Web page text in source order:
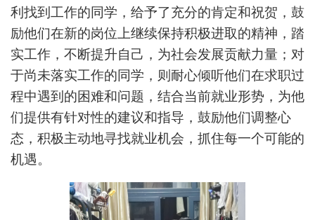
利找到工作的同学，给予了充分的肯定和祝贺，鼓
励他们在新的岗位上继续保持积极进取的精神，踏
实工作，不断提升自己，为社会发展贡献力量；对
于尚未落实工作的同学， 则 耐心倾听他们在求职过
程中遇到的困难和问题，结合当前就业形势，为他
们提供有针对性的建议和指导，鼓励他们调整心
态，积极主动地寻找就业机会，抓住每一个可能的
机遇。